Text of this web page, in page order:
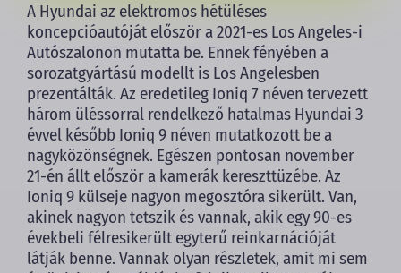
A Hyundai az elektromos hétüléses
koncepcióautóját először a 2021-es Los Angeles-i
Autószalonon mutatta be. Ennek fényében a
sorozatgyártású modellt is Los Angelesben
prezentálták. Az eredetileg Ioniq 7 néven tervezett
három üléssorral rendelkező hatalmas Hyundai 3
évvel később Ioniq 9 néven mutatkozott be a
nagyközönségnek. Egészen pontosan november
21-én állt először a kamerák kereszttüzébe. Az
Ioniq 9 külseje nagyon megosztóra sikerült. Van,
akinek nagyon tetszik és vannak, akik egy 90-es
évekbeli félresikerült egyterű reinkarnációját
látják benne. Vannak olyan részletek, amit mi sem